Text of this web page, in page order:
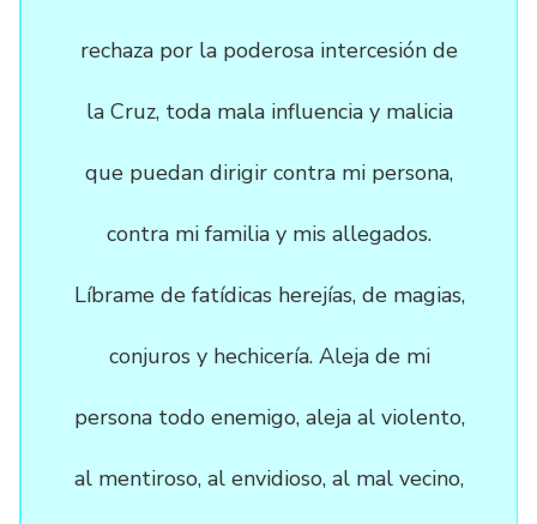
rechaza por la poderosa intercesión de
la Cruz, toda mala influencia y malicia
que puedan dirigir contra mi persona,
contra mi familia y mis allegados.
Líbrame de fatídicas herejías, de magias,
conjuros y hechicería. Aleja de mi
persona todo enemigo, aleja al violento,
al mentiroso, al envidioso, al mal vecino,